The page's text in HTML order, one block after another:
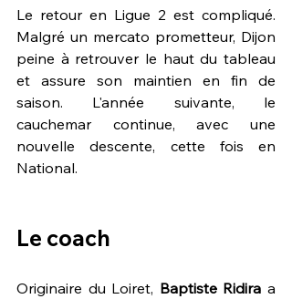
Le retour en Ligue 2 est compliqué.
Malgré un mercato prometteur, Dijon
peine à retrouver le haut du tableau
et assure son maintien en fin de
saison. L'année suivante, le
cauchemar continue, avec une
nouvelle descente, cette fois en
National.
Le coach
Originaire du Loiret, Baptiste Ridira a